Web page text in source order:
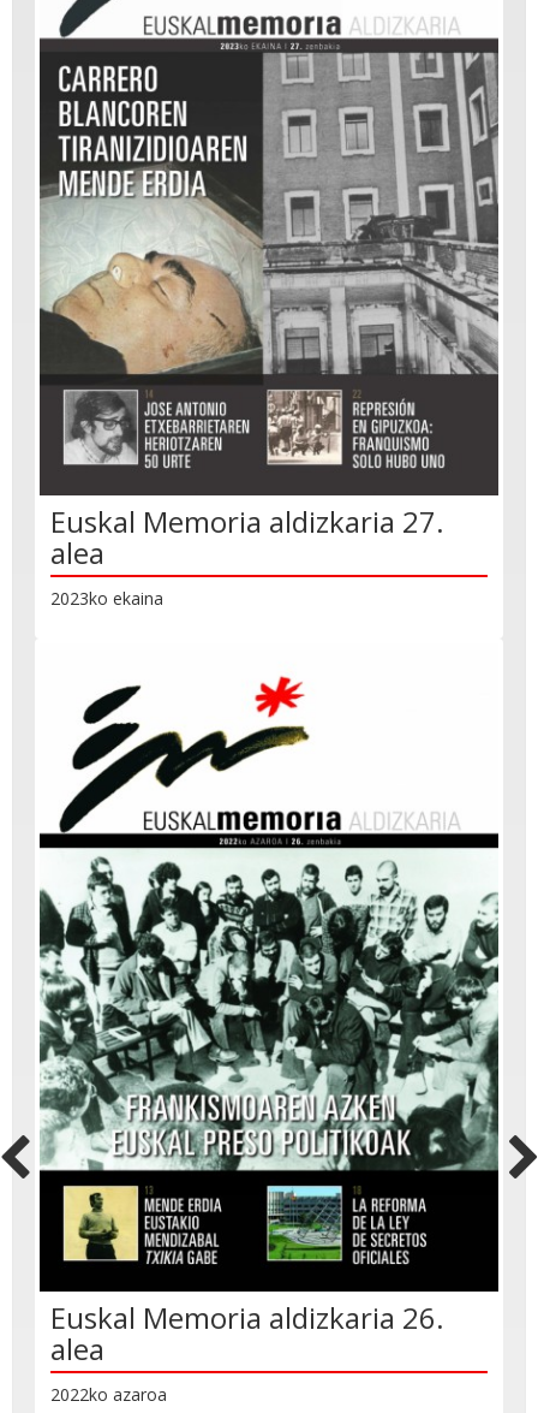
Euskal Memoria aldizkaria 27.
alea
2023ko ekaina
Euskal Memoria aldizkaria 26.
alea
2022ko azaroa